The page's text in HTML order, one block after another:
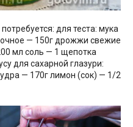
для теста: мука
— 150г дрожжи свежие
мл соль — 1 щепотка
для сахарной глазури:
— 170г лимон (сок) — 1/2